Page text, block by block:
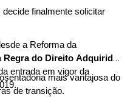
finalmente solicitar
a Reforma da
Regra do Direito Adquirido,
entrada em vigor da
mais vantajosa do
de transição.